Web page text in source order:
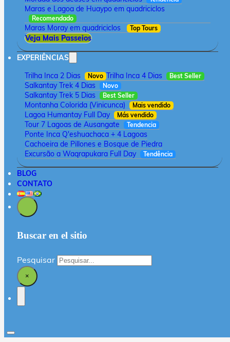
Maras e Lagoa de Huaypo em quadriciclos
Recomendado
Maras Moray em quadriciclos Top Tours
Veja Mais Passeios
EXPERIÊNCIAS
Trilha Inca 2 Dias
Novo Trilha Inca 4 Dias Best Seller
Salkantay Trek 4 Dias Novo
Salkantay Trek 5 Dias Best Seller
Montanha Colorida (Vinicunca) Mais vendido
Lagoa Humantay Full Day Más vendido
Tour 7 Lagoas de Ausangate Tendencia
Ponte Inca Q'eshuachaca + 4 Lagoas
Cachoeira de Pillones e Bosque de Piedra
Excursão a Waqrapukara Full Day
Tendência
BLOG
CONTATO
Buscar en el sitio
Pesquisar
×